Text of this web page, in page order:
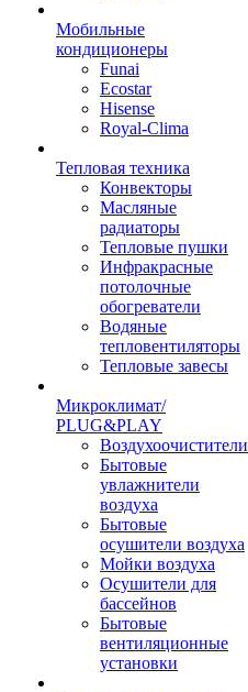
Мобильные
кондиционеры
Funai
Ecostar
Hisense
Royal-Clima
Тепловая техника
Конвекторы
Масляные
радиаторы
Тепловые пушки
Инфракрасные
потолочные
обогреватели
Водяные
тепловентиляторы
Тепловые завесы
Микроклимат/
PLUG&PLAY
Воздухоочистители
Бытовые
увлажнители
воздуха
Бытовые
осушители воздуха
Мойки воздуха
Осушители для
бассейнов
Бытовые
вентиляционные
установки